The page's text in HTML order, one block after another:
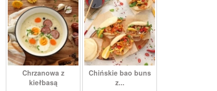
Chrzanowa z
kiełbasą
Chińskie bao buns
z...